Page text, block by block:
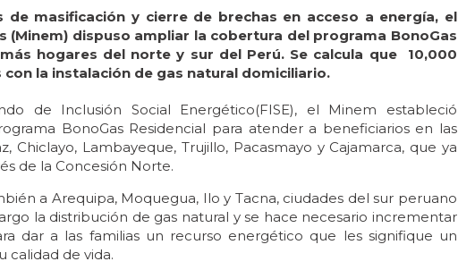
de masificación y cierre de brechas en acceso a energía, el
(Minem) dispuso ampliar la cobertura del programa BonoGas
hogares del norte y sur del Perú. Se calcula que
10,000
la instalación de gas natural domiciliario.
de Inclusión Social Energético(FISE), el Minem estableció
BonoGas Residencial para atender a beneficiarios en las
Chiclayo, Lambayeque, Trujillo, Pacasmayo y Cajamarca, que ya
de la Concesión Norte.
a Arequipa, Moquegua, Ilo y Tacna, ciudades del sur peruano
la distribución de gas natural y se hace necesario incrementar
dar a las familias un recurso energético que les signifique un
calidad de vida.